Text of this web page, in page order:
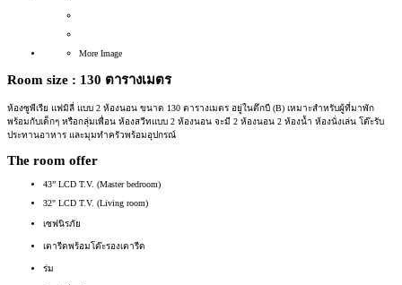
More Image
Room size : 130 ตารางเมตร
ห้องซูพีเรีย แฟมิลี่ แบบ 2 ห้องนอน ขนาด 130 ตารางเมตร อยู่ในตึกบี (B) เหมาะสำหรับผู้ที่มาพัก
พร้อมกับเด็กๆ หรือกลุ่มเพื่อน ห้องสวีทแบบ 2 ห้องนอน จะมี 2 ห้องนอน 2 ห้องน้ำ ห้องนั่งเล่น โต๊ะรับ
ประทานอาหาร และมุมทำครัวพร้อมอุปกรณ์
The room offer
43” LCD T.V. (Master bedroom)
32" LCD T.V. (Living room)
เซฟนิรภัย
เตารีดพร้อมโต๊ะรองเตารีด
ร่ม